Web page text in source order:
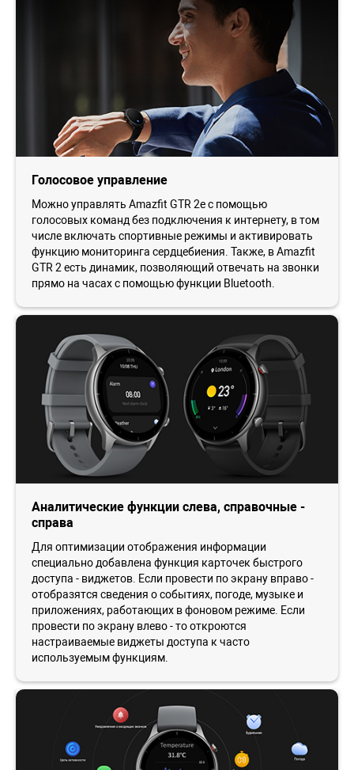
Голосовое управление
Можно управлять Amazfit GTR 2e с помощью
голосовых команд без подключения к интернету, в том
числе включать спортивные режимы и активировать
функцию мониторинга сердцебиения. Также, в Amazfit
GTR 2 есть динамик, позволяющий отвечать на звонки
прямо на часах с помощью функции Bluetooth.
Аналитические функции слева, справочные -
справа
Для оптимизации отображения информации
специально добавлена функция карточек быстрого
доступа - виджетов. Если провести по экрану вправо -
отобразятся сведения о событиях, погоде, музыке и
приложениях, работающих в фоновом режиме. Если
провести по экрану влево - то откроются
настраиваемые виджеты доступа к часто
используемым функциям.